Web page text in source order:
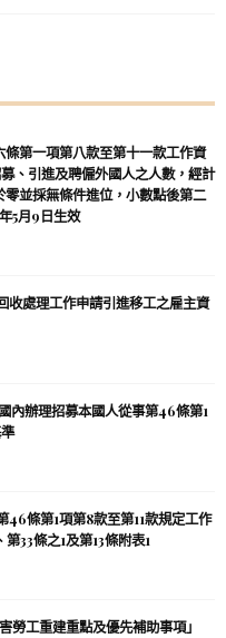
第一項第八款至第十一款工作資
、引進及聘僱外國人之人數，經計
並採無條件進位，小數點後第二
5月9日生效
收處理工作申請引進移工之雇主資
內辦理招募本國人從事第46條第1
46條第1項第8款至第11款規定工作
33條之1及第13條附表1
勞工重建重點及優先補助事項」